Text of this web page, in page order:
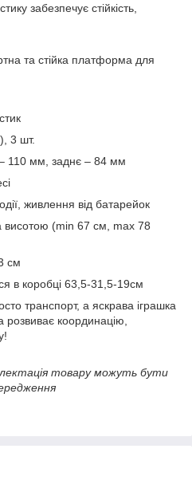
забезпечує стійкість,
та стійка платформа для
3 шт.
110 мм, заднє – 84 мм
живлення від батарейок
висотою (min 67 см, max 78
см
в коробці 63,5-31,5-19см
транспорт, а яскрава іграшка
розвиває координацію,
товару можуть бути